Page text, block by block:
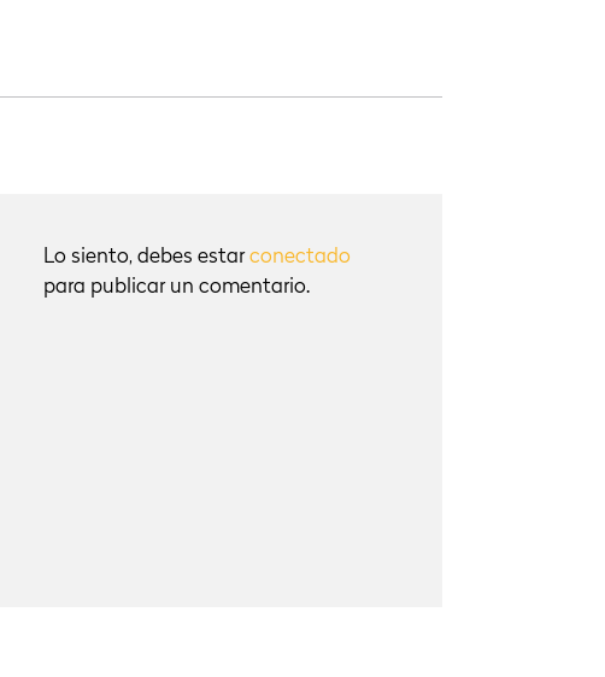
Lo siento, debes estarconectado
para publicar un comentario.